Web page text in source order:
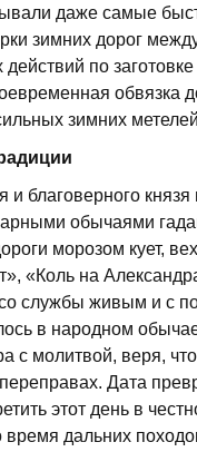
даже самые
зимних дорог
по
обвязка
зимних
и благоверного
обычаями
морозом кует,
«Коль на
службы живым и с
в народном
с молитвой, веря,
Дата
этот день в
время дальних